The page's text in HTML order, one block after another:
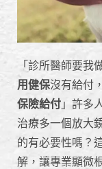
「診所醫師要我
用健保沒有給付
保險給付 」許多
治療多一個放大
的有必要性嗎？
解，讓專業顯微